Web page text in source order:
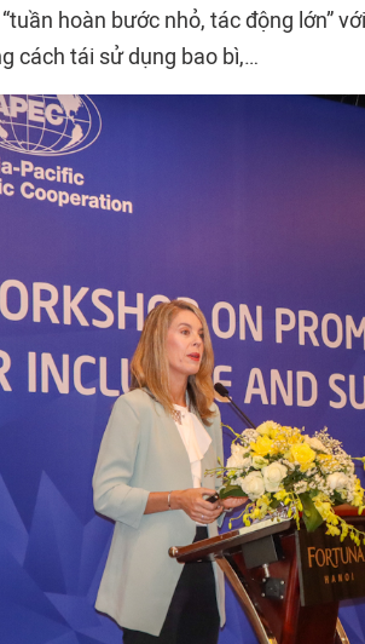
hoàn bước nhỏ, tác động lớn”
cách tái sử dụng bao bì,…